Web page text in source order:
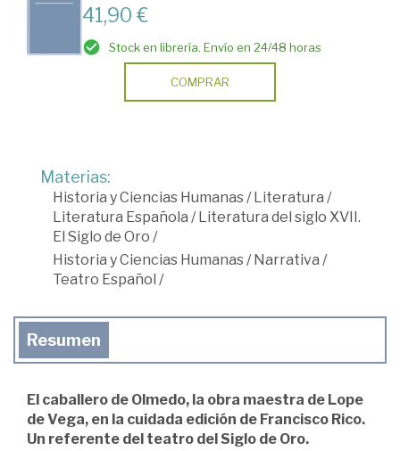
41,90 €
Stock en librería. Envío en 24/48 horas
COMPRAR
Materias:
Historia y Ciencias Humanas/Literatura /
Literatura Española /Literatura del siglo XVII.
El Siglo de Oro /
Historia y Ciencias Humanas/Narrativa /
Teatro Español /
Resumen
El caballero de Olmedo, la obra maestra de Lope
de Vega, en la cuidada edición de Francisco Rico.
Un referente del teatro del Siglo de Oro.